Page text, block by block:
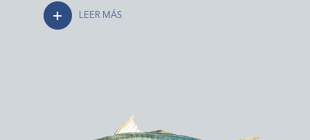
LEER MÁS